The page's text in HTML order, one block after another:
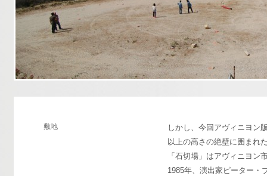
敷地
しかし、今回アヴィニヨン
以上の高さの絶壁に囲まれ
「石切場」はアヴィニヨン
1985年、演出家ピーター・